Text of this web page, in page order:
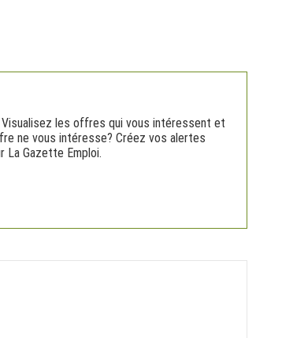
les offres qui vous intéressent et
ne vous intéresse? Créez vos alertes
Gazette Emploi.